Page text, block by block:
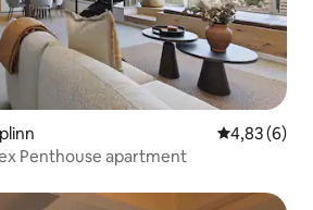
Keskmine
4,83 (6)
Penthouse apartment